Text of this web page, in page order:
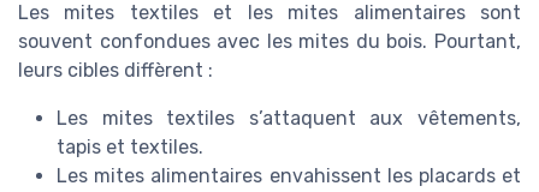
Les mites textiles et les mites alimentaires sont
souvent confondues avec les mites du bois. Pourtant,
leurs cibles diffèrent :
Les mites textiles s’attaquent aux vêtements,
tapis et textiles.
Les mites alimentaires envahissent les placards et